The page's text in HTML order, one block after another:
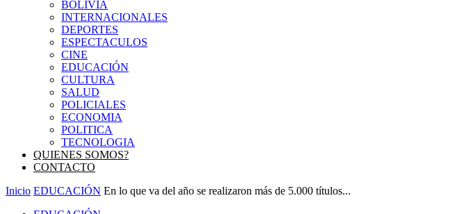
BOLIVIA
INTERNACIONALES
DEPORTES
ESPECTACULOS
CINE
EDUCACIÓN
CULTURA
SALUD
POLICIALES
ECONOMIA
POLITICA
TECNOLOGIA
QUIENES SOMOS?
CONTACTO
Inicio EDUCACIÓN En lo que va del año se realizaron más de 5.000 títulos...